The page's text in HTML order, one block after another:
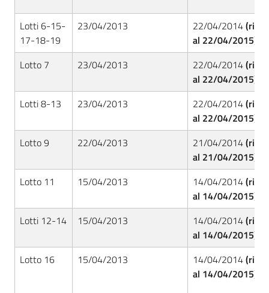
Lotti 6-15-
17-18-19
23/04/2013 22/04/2014
al 22/04/2015)
Lotto 7
23/04/2013 22/04/2014
al 22/04/2015)
Lotti 8-13
23/04/2013 22/04/2014
al 22/04/2015)
Lotto 9
22/04/2013 21/04/2014
al 21/04/2015)
Lotto 11
15/04/2013 14/04/2014
al 14/04/2015)
Lotti 12-14
15/04/2013 14/04/2014
al 14/04/2015)
Lotto 16
15/04/2013 14/04/2014
al 14/04/2015)